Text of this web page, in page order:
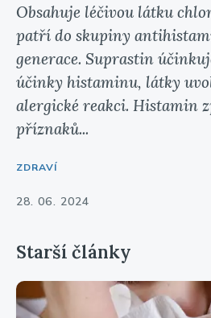
Obsahuje léčivou látku
patří do skupiny
generace. Suprastin
účinky histaminu, látky
alergické reakci. Histamin
příznaků...
ZDRAVÍ
28. 06. 2024
Starší články